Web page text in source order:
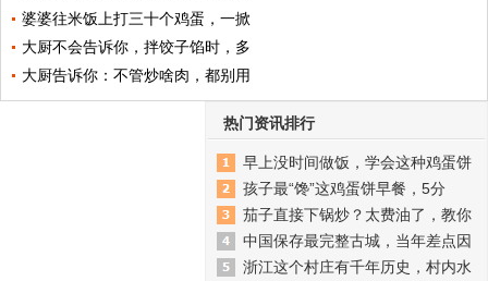
婆婆往米饭上打三十个鸡蛋，一掀
大厨不会告诉你，拌饺子馅时，多
大厨告诉你：不管炒啥肉，都别用
热门资讯排行
早上没时间做饭，学会这种鸡蛋饼
孩子最“馋”这鸡蛋饼早餐，5分
茄子直接下锅炒？太费油了，教你
中国保存最完整古城，当年差点因
浙江这个村庄有千年历史，村内水